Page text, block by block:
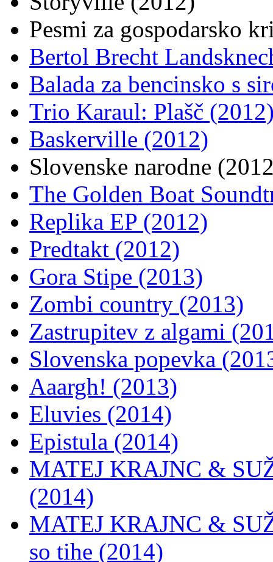
Pesmi za gospodarsko
Bertol Brecht
Balada za bencinsko s
Trio Karaul: Plašč
Baskerville (2012)
Slovenske narodne
The Golden Boat
Replika EP (2012)
Predtakt (2012)
Gora Stipe (2013)
Zombi country (2013)
Zastrupitev z algami
Slovenska popevka
Aaargh! (2013)
Eluvies (2014)
Epistula (2014)
MATEJ KRAJNC &
(2014)
MATEJ KRAJNC &
so tihe (2014)